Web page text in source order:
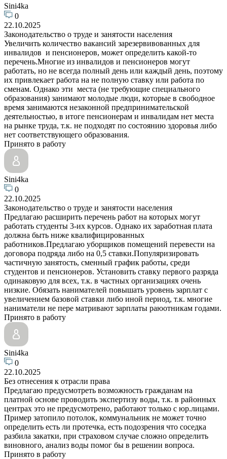
Sini4ka
0
22.10.2025
Законодательство о труде и занятости населения
Увеличить количество вакансий зарезервивованных для
инвалидов и пенсионеров, может определить какой-то
перечень.Многие из инвалидов и пенсионеров могут
работать, но не всегда полный день или каждый день, поэтому
их привлекает работа на не полную ставку или работа по
сменам. Однако эти места (не требующие специального
образования) занимают молодые люди, которые в свободное
время занимаются незаконной предпринимательской
деятельностью, в итоге пенсионерам и инвалидам нет места
на рынке труда, т.к. не подходят по состоянию здоровья либо
нет соответствующего образования.
Принято в работу
Sini4ka
0
22.10.2025
Законодательство о труде и занятости населения
Предлагаю расширить перечень работ на которых могут
работать студенты 3-их курсов. Однако их заработная плата
должна быть ниже квалифицированных
работников.Предлагаю уборщиков помещений перевести на
договора подряда либо на 0,5 ставки.Популяризировать
частичную занятость, сменный график работы, среди
студентов и пенсионеров. Установить ставку первого разряда
одинаковую для всех, т.к. в частных организациях очень
низкие. Обязать нанимателей повышать уровень зарплат с
увеличением базовой ставки либо иной период, т.к. многие
наниматели не пере матривают зарплаты раюотникам годами.
Принято в работу
Sini4ka
0
22.10.2025
Без отнесения к отрасли права
Предлагаю предусмотреть возможность гражданам на
платной основе проводить экспертизу воды, т.к. в районных
центрах это не предусмотрено, работают только с юр.лицами.
Пример затопило потолок, коммунальник не может точно
определить есть ли протечка, есть подозрения что соседка
разбила закатки, при страховом случае сложно определить
виновного, анализ воды помог бы в решении вопроса.
Принято в работу